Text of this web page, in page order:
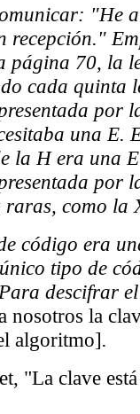
"He
recepción."
página 70, la
cada quinta
por
una E.
la H era una
por
raras, como la
código era
tipo de
descifrar
nosotros la
algoritmo].
"La clave